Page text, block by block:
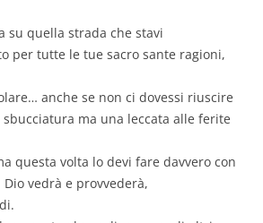
su quella strada che stavi
per tutte le tue sacro sante ragioni,
anche se non ci dovessi riuscire
ma una leccata alle ferite
questa volta lo devi fare davvero con
vedrà e provvederà,